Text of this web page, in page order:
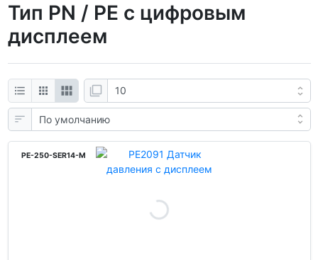
Тип PN / PE с цифровым
дисплеем
PE-250-SER14-M